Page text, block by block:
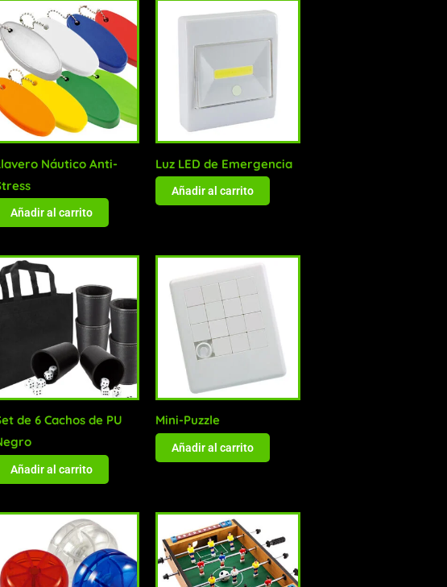
Náutico Anti-
Añadir al carrito
Luz LED de Emergencia
Añadir al carrito
de 6 Cachos de PU
Añadir al carrito
Mini-Puzzle
Añadir al carrito